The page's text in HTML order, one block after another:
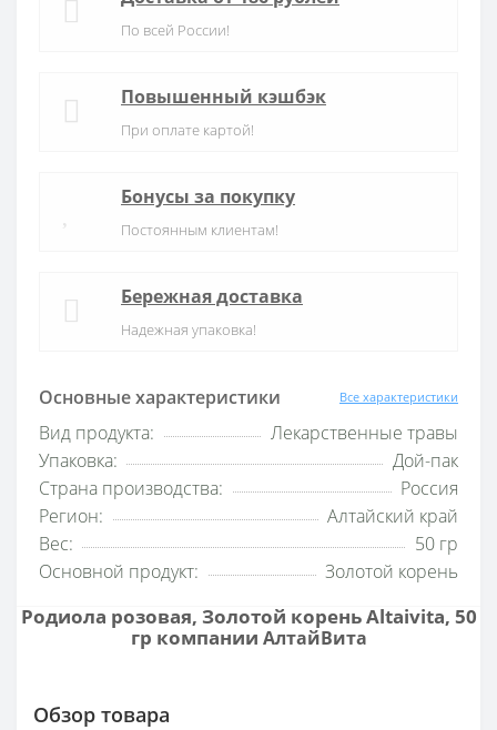
Основные характеристики Все характеристики
Вид продукта:
Лекарственные травы
Упаковка:
Дой-пак
Страна производства:
Россия
Регион:
Алтайский край
Вес:
50 гр
Основной продукт:
Золотой корень
По всей России!
Повышенный кэшбэк
При оплате картой!
Бонусы за покупку
Постоянным клиентам!
Бережная доставка
Надежная упаковка!
Родиола розовая, Золотой корень Altaivita, 50
гр компании АлтайВита
Обзор товара